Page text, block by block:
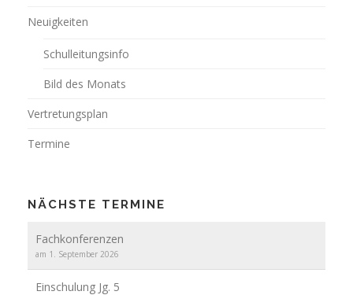
Neuigkeiten
Schulleitungsinfo
Bild des Monats
Vertretungsplan
Termine
NÄCHSTE TERMINE
Fachkonferenzen
am 1. September 2026
Einschulung Jg. 5